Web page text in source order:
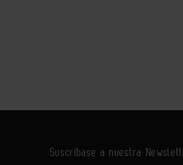
Suscríbase a nuestra